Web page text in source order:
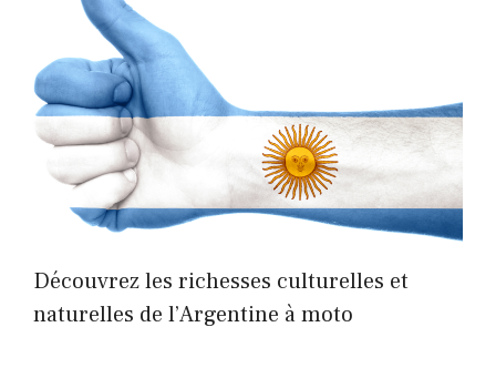
Découvrez les richesses culturelles et
naturelles de l’Argentine à moto